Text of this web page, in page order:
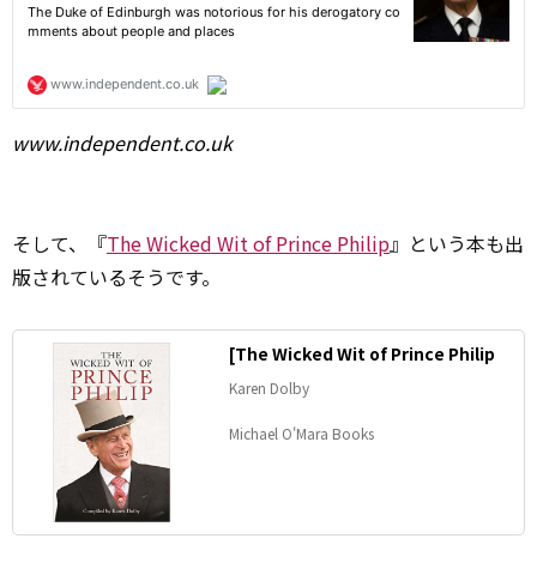
www.independent.co.uk
そして、『The Wicked Wit of Prince Philip』という本も出
版されているそうです。
[The Wicked Wit of Prince Philip
Karen Dolby
Michael O'Mara Books